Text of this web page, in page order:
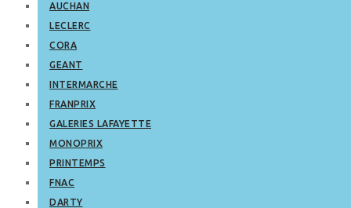
AUCHAN
LECLERC
CORA
GEANT
INTERMARCHE
FRANPRIX
GALERIES LAFAYETTE
MONOPRIX
PRINTEMPS
FNAC
DARTY